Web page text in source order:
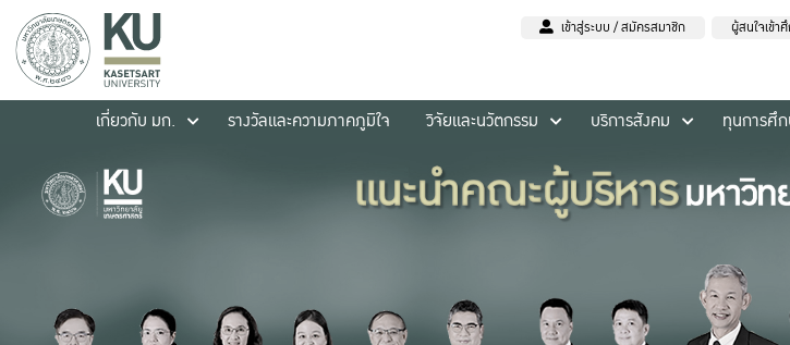
เข้าสู่ระบบ / สมัครสมาชิก ผู้สนใจเข้า
เกี่ยวกับ มก.
รางวัลและความภาคภูมิใจ วิจัยและนวัตกรรม บริการสังคม ทุนการศึ